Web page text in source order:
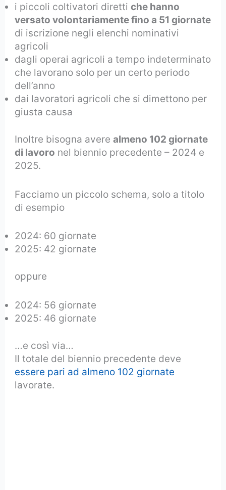
i piccoli coltivatori direttiche hanno
versato volontariamente fino a 51 giornate
di iscrizione negli elenchi nominativi
agricoli
dagli operai agricoli a tempo indeterminato
che lavorano solo per un certo periodo
dell’anno
dai lavoratori agricoli che si dimettono per
giusta causa
Inoltre bisogna averealmeno 102 giornate
di lavoro nel biennio precedente – 2024 e
2025.
Facciamo un piccolo schema, solo a titolo
di esempio
2024: 60 giornate
2025: 42 giornate
oppure
2024: 56 giornate
2025: 46 giornate
…e così via…
Il totale del biennio precedente deve
essere pari ad almeno 102 giornate
lavorate.